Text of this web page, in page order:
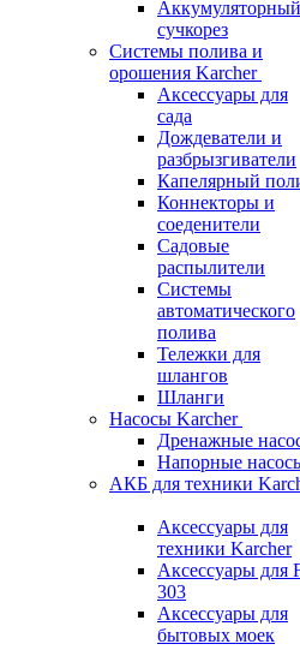
Аккумуляторный
сучкорез
Системы полива и
орошения Karcher
Аксессуары для
сада
Дождеватели и
разбрызгиватели
Капелярный
Коннекторы и
соеденители
Садовые
распылители
Системы
автоматического
полива
Тележки для
шлангов
Шланги
Насосы Karcher
Дренажные
Напорные
АКБ для техники
Аксессуары для
техники Karcher
Аксессуары для
303
Аксессуары для
бытовых моек